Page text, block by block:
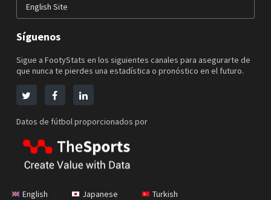
English Site
Síguenos
Sigue a FootyStats en los siguientes canales para asegurarte de
que nunca te pierdes una estadística o pronóstico en el futuro.
Datos de fútbol proporcionados por
English Japanese Turkish